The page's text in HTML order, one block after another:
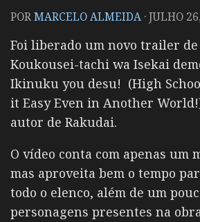
PORMARCELO ALMEIDA ·JULHO
Foi liberado um novo trailer
Koukousei-tachi wa Isekai
Ikinuku you desu! (High
it Easy Even in Another
autor de Rakudai.
O vídeo conta com apenas um
mas aproveita bem o tempo
todo o elenco, além de um
personagens presentes na